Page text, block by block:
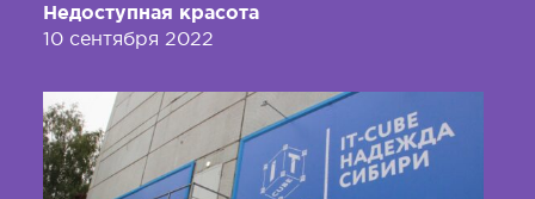
Недоступная красота
10 сентября 2022